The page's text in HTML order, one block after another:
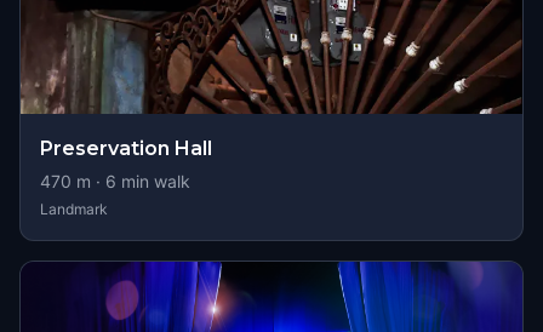
Preservation Hall
470 m · 6 min walk
Landmark